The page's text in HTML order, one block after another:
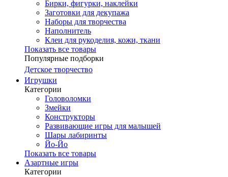
Бирки, фигурки, наклейки
Заготовки для декупажа
Наборы для творчества
Наполнитель
Клеи для рукоделия, кожи, ткани
Показать все товары
Популярные подборки
Детское творчество
Игрушки
Категории
Головоломки
Змейки
Конструкторы
Развивающие игры для малышей
Шары лабиринты
Йо-Йо
Показать все товары
Азартные игры
Категории